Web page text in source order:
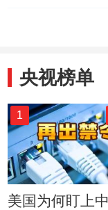
央视榜单
1
美国为何盯上